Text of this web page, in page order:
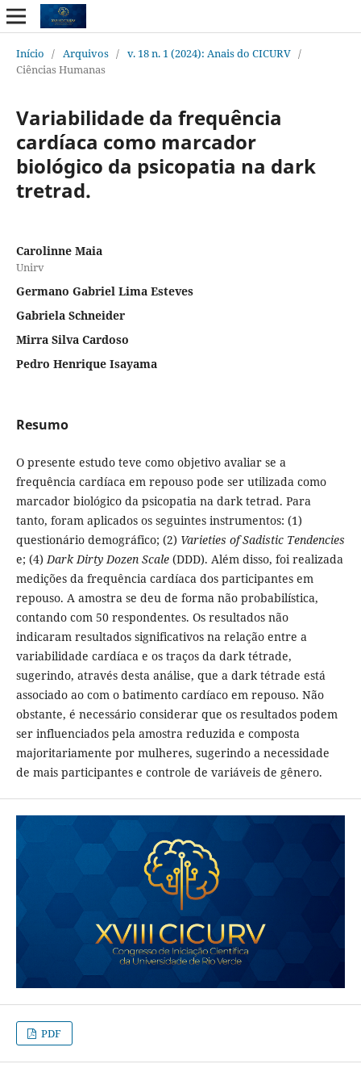
Início / Arquivos / v. 18 n. 1 (2024): Anais do CICURV /
Ciências Humanas
Variabilidade da frequência
cardíaca como marcador
biológico da psicopatia na dark
tretrad.
Carolinne Maia
Unirv
Germano Gabriel Lima Esteves
Gabriela Schneider
Mirra Silva Cardoso
Pedro Henrique Isayama
Resumo
O presente estudo teve como objetivo avaliar se a
frequência cardíaca em repouso pode ser utilizada como
marcador biológico da psicopatia na dark tetrad. Para
tanto, foram aplicados os seguintes instrumentos: (1)
questionário demográfico; (2) Varieties of Sadistic Tendencies
e; (4)Dark Dirty Dozen Scale(DDD). Além disso, foi realizada
medições da frequência cardíaca dos participantes em
repouso. A amostra se deu de forma não probabilística,
contando com 50 respondentes. Os resultados não
indicaram resultados significativos na relação entre a
variabilidade cardíaca e os traços da dark tétrade,
sugerindo, através desta análise, que a dark tétrade está
associado ao com o batimento cardíaco em repouso. Não
obstante, é necessário considerar que os resultados podem
ser influenciados pela amostra reduzida e composta
majoritariamente por mulheres, sugerindo a necessidade
de mais participantes e controle de variáveis de gênero.
PDF